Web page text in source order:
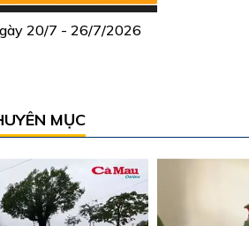
20/7 - 26/7/2026
MỤC